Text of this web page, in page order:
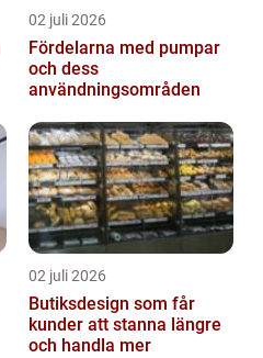
02 juli 2026
Fördelarna med pumpar
och dess
användningsområden
02 juli 2026
Butiksdesign som får
kunder att stanna längre
och handla mer